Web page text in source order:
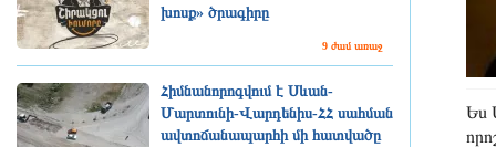
խոսք» ծրագիրը
9 ժամ առաջ
Հիմնանորոգվում է Սևան-
Մարտունի-Վարդենիս-ՀՀ սահման
ավտոճանապարհի մի հատվածը
Ես